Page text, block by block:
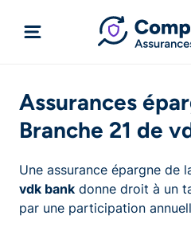
Assurances
Branche 21 de
Une assurance épargne de
vdk bank donne droit à un
par une participation